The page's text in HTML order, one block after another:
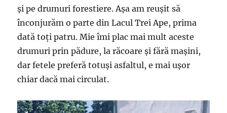
și pe drumuri forestiere. Așa am reușit să
înconjurăm o parte din Lacul Trei Ape, prima
dată toți patru. Mie îmi plac mai mult aceste
drumuri prin pădure, la răcoare și fără mașini,
dar fetele preferă totuși asfaltul, e mai ușor
chiar dacă mai circulat.